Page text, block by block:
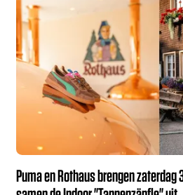
Puma en Rothaus brengen zaterdag